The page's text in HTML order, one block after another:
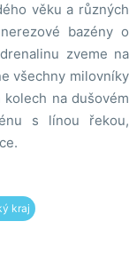
věku a různých
bazény o
zveme na
všechny milovníky
na dušovém
s línou řekou,
kraj